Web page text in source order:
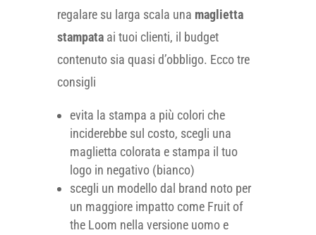
regalare su larga scala una maglietta
stampata ai tuoi clienti, il budget
contenuto sia quasi d’obbligo. Ecco tre
consigli
evita la stampa a più colori che
inciderebbe sul costo, scegli una
maglietta colorata e stampa il tuo
logo in negativo (bianco)
scegli un modello dal brand noto per
un maggiore impatto come Fruit of
the Loom nella versione uomo e